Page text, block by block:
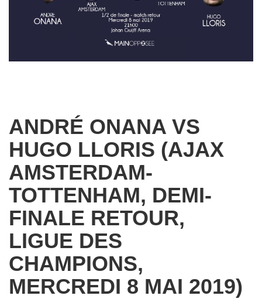
ANDRÉ ONANA VS
HUGO LLORIS (AJAX
AMSTERDAM-
TOTTENHAM, DEMI-
FINALE RETOUR,
LIGUE DES
CHAMPIONS,
MERCREDI 8 MAI 2019)